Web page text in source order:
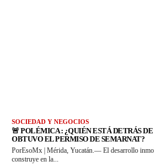
SOCIEDAD Y NEGOCIOS
🚨 POLÉMICA : ¿QUIÉN ESTÁ DETRÁS
OBTUVO EL PERMISO DE SEMARNAT?
PorEsoMx | Mérida, Yucatán.— El desarrollo
construye en la...